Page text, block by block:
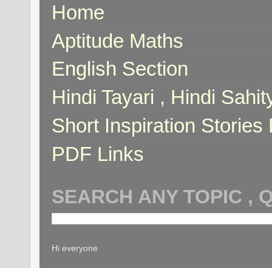
Home
Aptitude Maths
English Section
Hindi Tayari , Hindi
Short Inspiration Stories
PDF Links
SEARCH ANY TOPIC ,
Hi everyone